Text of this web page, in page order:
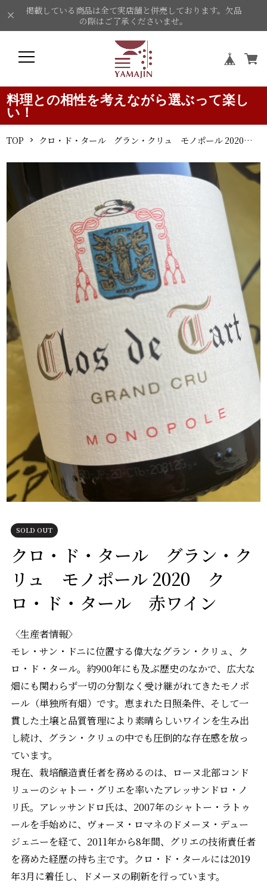
掲載している商品は全て実店舗と併売しております。欠品
の際はご了承くださいませ。
料理との相性を考えながら選ぶって楽し
い！
TOP クロ・ド・タール グラン・クリュ モノポール 2020 クロ・ド・タール 赤ワイン
SOLD OUT
クロ・ド・タール グラン・ク
リュ モノポール 2020 ク
ロ・ド・タール 赤ワイン
〈生産者情報〉
モレ・サン・ドニに位置する偉大なグラン・クリュ、ク
ロ・ド・タール。約900年にも及ぶ歴史のなかで、広大な
畑にも関わらず一切の分割なく受け継がれてきたモノポ
ール（単独所有畑）です。恵まれた日照条件、そして一
貫した土壌と品質管理により素晴らしいワインを生み出
し続け、グラン・クリュの中でも圧倒的な存在感を放っ
ています。
現在、栽培醸造責任者を務めるのは、ローヌ北部コンド
リューのシャトー・グリエを率いたアレッサンドロ・ノ
リ氏。アレッサンドロ氏は、2007年のシャトー・ラトゥ
ールを手始めに、ヴォーヌ・ロマネのドメーヌ・デュー
ジェニーを経て、2011年から8年間、グリエの技術責任者
を務めた経歴の持ち主です。クロ・ド・タールには2019
年3月に着任し、ドメーヌの刷新を行っています。